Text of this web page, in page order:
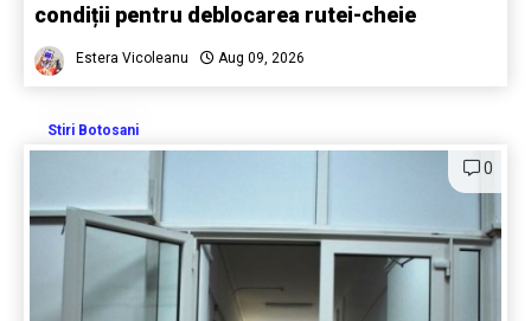
condiții pentru deblocarea rutei-cheie
Estera Vicoleanu Aug 09, 2026
Stiri Botosani
0